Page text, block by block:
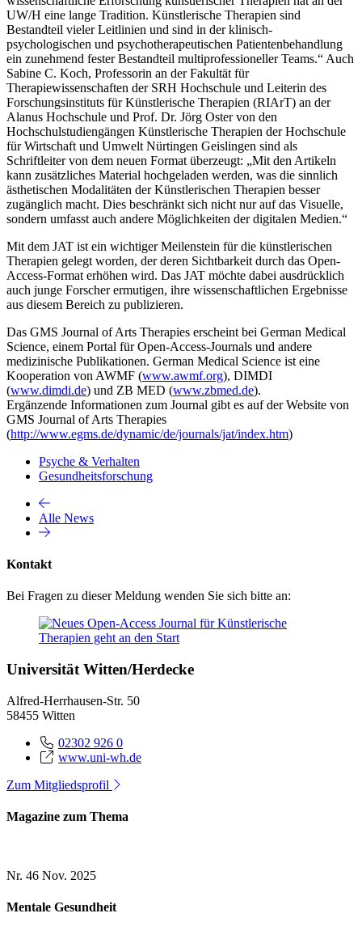
UW/H eine lange Tradition. Künstlerische Therapien sind
Bestandteil vieler Leitlinien und sind in der klinisch-
psychologischen und psychotherapeutischen Patientenbehandlung
ein zunehmend fester Bestandteil multiprofessioneller Teams.“ Auch
Sabine C. Koch, Professorin an der Fakultät für
Therapiewissenschaften der SRH Hochschule und Leiterin des
Forschungsinstituts für Künstlerische Therapien (RIArT) an der
Alanus Hochschule und Prof. Dr. Jörg Oster von den
Hochschulstudiengängen Künstlerische Therapien der Hochschule
für Wirtschaft und Umwelt Nürtingen Geislingen sind als
Schriftleiter von dem neuen Format überzeugt: „Mit den Artikeln
kann zusätzliches Material hochgeladen werden, was die sinnlich
ästhetischen Modalitäten der Künstlerischen Therapien besser
zugänglich macht. Dies beschränkt sich nicht nur auf das Visuelle,
sondern umfasst auch andere Möglichkeiten der digitalen Medien.“
Mit dem JAT ist ein wichtiger Meilenstein für die künstlerischen
Therapien gelegt worden, der deren Sichtbarkeit durch das Open-
Access-Format erhöhen wird. Das JAT möchte dabei ausdrücklich
auch junge Forscher ermutigen, ihre wissenschaftlichen Ergebnisse
aus diesem Bereich zu publizieren.
Das GMS Journal of Arts Therapies erscheint bei German Medical
Science, einem Portal für Open-Access-Journals und andere
medizinische Publikationen. German Medical Science ist eine
Kooperation von AWMF (www.awmf.org), DIMDI
(www.dimdi.de) und ZB MED (www.zbmed.de).
Ergänzende Informationen zum Journal gibt es auf der Website von
GMS Journal of Arts Therapies
(http://www.egms.de/dynamic/de/journals/jat/index.htm)
Psyche & Verhalten
Gesundheitsforschung
Alle News
Kontakt
Bei Fragen zu dieser Meldung wenden Sie sich bitte an:
Universität Witten/Herdecke
Alfred-Herrhausen-Str. 50
58455 Witten
02302 926 0
www.uni-wh.de
Zum Mitgliedsprofil
Magazine zum Thema
Nr. 46 Nov. 2025
Mentale Gesundheit